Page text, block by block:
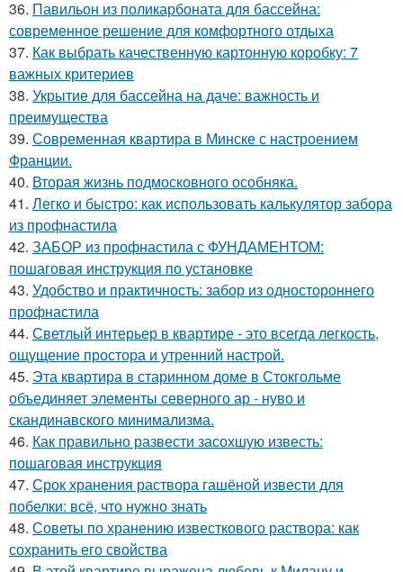
36. Павильон из поликарбоната для бассейна:
современное решение для комфортного отдыха
37. Как выбрать качественную картонную коробку: 7
важных критериев
38. Укрытие для бассейна на даче: важность и
преимущества
39. Современная квартира в Минске с настроением
Франции.
40. Вторая жизнь подмосковного особняка.
41. Легко и быстро: как использовать калькулятор забора
из профнастила
42. ЗАБОР из профнастила с ФУНДАМЕНТОМ:
пошаговая инструкция по установке
43. Удобство и практичность: забор из одностороннего
профнастила
44. Светлый интерьер в квартире - это всегда легкость,
ощущение простора и утренний настрой.
45. Эта квартира в старинном доме в Стокгольме
объединяет элементы северного ар - нуво и
скандинавского минимализма.
46. Как правильно развести засохшую известь:
пошаговая инструкция
47. Срок хранения раствора гашёной извести для
побелки: всё, что нужно знать
48. Советы по хранению известкового раствора: как
сохранить его свойства